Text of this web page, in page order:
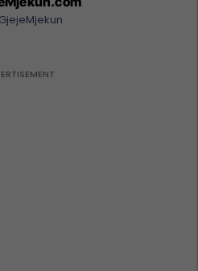
GjejeMjekun